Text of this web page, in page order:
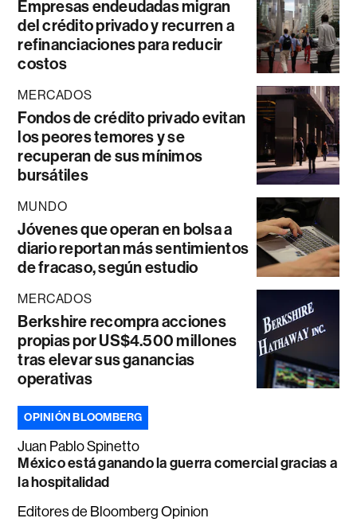
Empresas endeudadas migran
del crédito privado y recurren a
refinanciaciones para reducir
costos
MERCADOS
Fondos de crédito privado evitan
los peores temores y se
recuperan de sus mínimos
bursátiles
MUNDO
Jóvenes que operan en bolsa a
diario reportan más sentimientos
de fracaso, según estudio
MERCADOS
Berkshire recompra acciones
propias por US$4.500 millones
tras elevar sus ganancias
operativas
OPINIÓN BLOOMBERG
Juan Pablo Spinetto
México está ganando la guerra comercial gracias a
la hospitalidad
Editores de Bloomberg Opinion